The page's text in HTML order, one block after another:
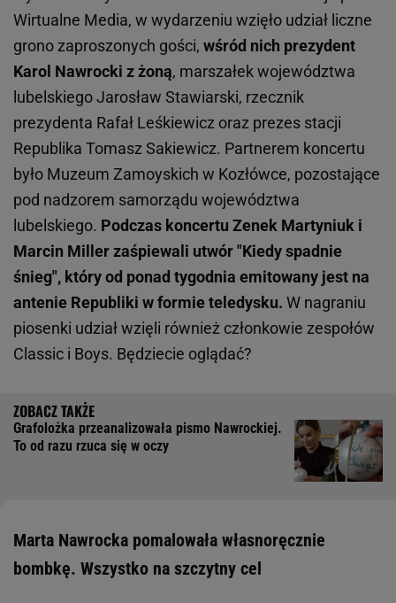
Wirtualne Media, w wydarzeniu wzięło udział liczne
grono zaproszonych gości, wśród nich prezydent
Karol Nawrocki z żoną, marszałek województwa
lubelskiego Jarosław Stawiarski, rzecznik
prezydenta Rafał Leśkiewicz oraz prezes stacji
Republika Tomasz Sakiewicz. Partnerem koncertu
było Muzeum Zamoyskich w Kozłówce, pozostające
pod nadzorem samorządu województwa
lubelskiego. Podczas koncertu Zenek Martyniuk i
Marcin Miller zaśpiewali utwór "Kiedy spadnie
śnieg", który od ponad tygodnia emitowany jest na
antenie Republiki w formie teledysku. W nagraniu
piosenki udział wzięli również członkowie zespołów
Classic i Boys. Będziecie oglądać?
Grafolożka przeanalizowała pismo Nawrockiej.
To od razu rzuca się w oczy
Marta Nawrocka pomalowała własnoręcznie
bombkę. Wszystko na szczytny cel